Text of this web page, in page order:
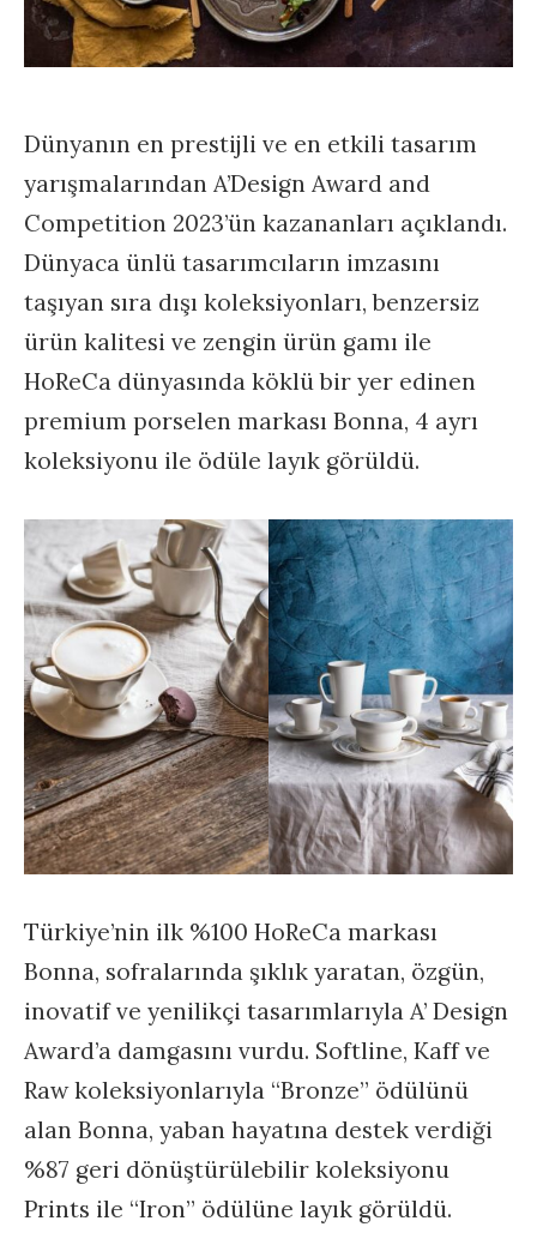
Dünyanın en prestijli ve en etkili tasarım
yarışmalarından A’Design Award and
Competition 2023’ün kazananları açıklandı.
Dünyaca ünlü tasarımcıların imzasını
taşıyan sıra dışı koleksiyonları, benzersiz
ürün kalitesi ve zengin ürün gamı ile
HoReCa dünyasında köklü bir yer edinen
premium porselen markası Bonna, 4 ayrı
koleksiyonu ile ödüle layık görüldü.
Türkiye’nin ilk %100 HoReCa markası
Bonna, sofralarında şıklık yaratan, özgün,
inovatif ve yenilikçi tasarımlarıyla A’ Design
Award’a damgasını vurdu. Softline, Kaff ve
Raw koleksiyonlarıyla “Bronze” ödülünü
alan Bonna, yaban hayatına destek verdiği
%87 geri dönüştürülebilir koleksiyonu
Prints ile “Iron” ödülüne layık görüldü.